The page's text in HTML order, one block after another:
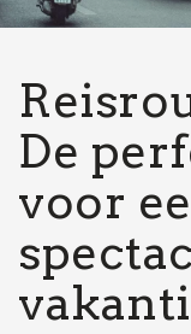
De
voor